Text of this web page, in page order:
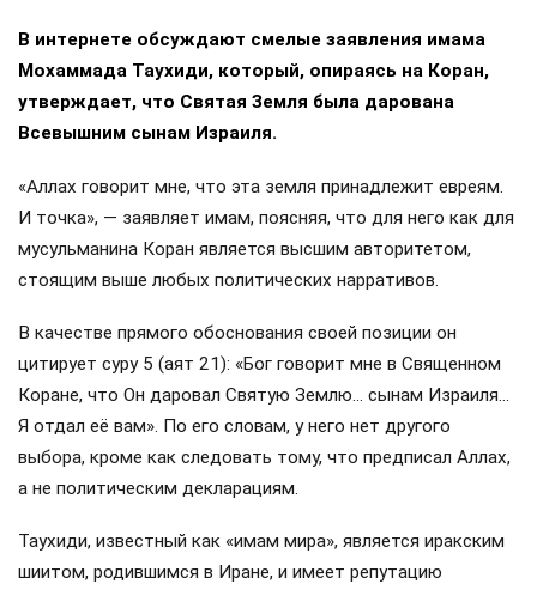
В интернете обсуждают смелые заявления имама
Мохаммада Таухиди, который, опираясь на Коран,
утверждает, что Святая Земля была дарована
Всевышним сынам Израиля.
«Аллах говорит мне, что эта земля принадлежит евреям.
И точка», — заявляет имам, поясняя, что для него как для
мусульманина Коран является высшим авторитетом,
стоящим выше любых политических нарративов.
В качестве прямого обоснования своей позиции он
цитирует суру 5 (аят 21): «Бог говорит мне в Священном
Коране, что Он даровал Святую Землю… сынам Израиля…
Я отдал её вам». По его словам, у него нет другого
выбора, кроме как следовать тому, что предписал Аллах,
а не политическим декларациям.
Таухиди, известный как «имам мира», является иракским
шиитом, родившимся в Иране, и имеет репутацию